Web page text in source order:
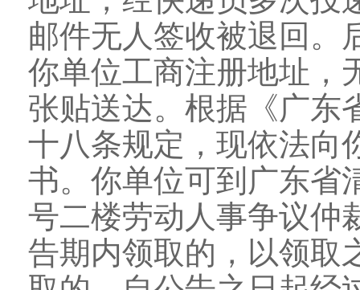
邮件无人签收被退回。
你单位工商注册地址，
张贴送达。根据《广东
十八条规定，现依法向
书。你单位可到广东省
号二楼劳动人事争议仲
告期内领取的，以领取